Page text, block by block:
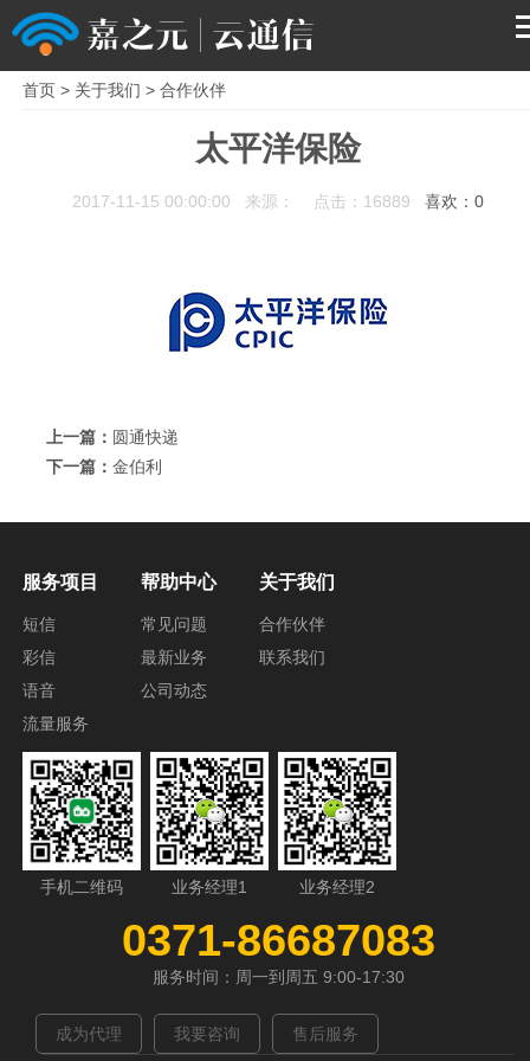
服务支持
首页> 关于我们 > 合作伙伴
太平洋保险
2017-11-15 00:00:00 来源： 点击：16889喜欢：0
上一篇： 圆通快递
下一篇： 金伯利
服务项目
短信
彩信
语音
流量服务
帮助中心
常见问题
最新业务
公司动态
关于我们
合作伙伴
联系我们
手机二维码 业务经理1 业务经理2
0371-86687083
服务时间：周一到周五 9:00-17:30
成为代理 我要咨询 售后服务